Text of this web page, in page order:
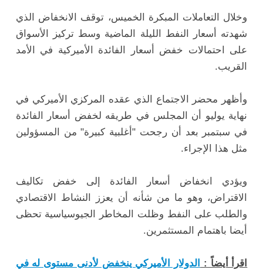
وخلال التعاملات المبكرة الخميس، توقف الانخفاض الذي
شهدته أسعار النفط الليلة الماضية وسط تركيز الأسواق
على احتمالات خفض أسعار الفائدة الأميركية في الأمد
القريب.
وأظهر محضر الاجتماع الذي عقده المركزي الأميركي في
نهاية يوليو أن المجلس في طريقه لخفض أسعار الفائدة
في سبتمبر بعد أن رجحت "أغلبية كبيرة" من المسؤولين
مثل هذا الإجراء.
ويؤدي انخفاض أسعار الفائدة إلى خفض تكاليف
الاقتراض، وهو ما من شأنه أن يعزز النشاط الاقتصادي
والطلب على النفط وظلت المخاطر الجيوسياسية تحظى
أيضا باهتمام المستثمرين.
اقرأ أيضاً :
الدولار الأميركي ينخفض لأدنى مستوى له في